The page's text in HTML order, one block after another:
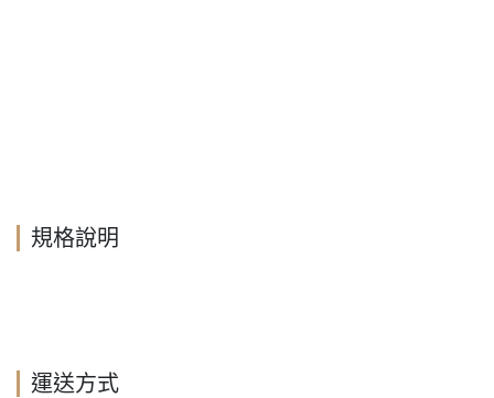
規格說明
運送方式